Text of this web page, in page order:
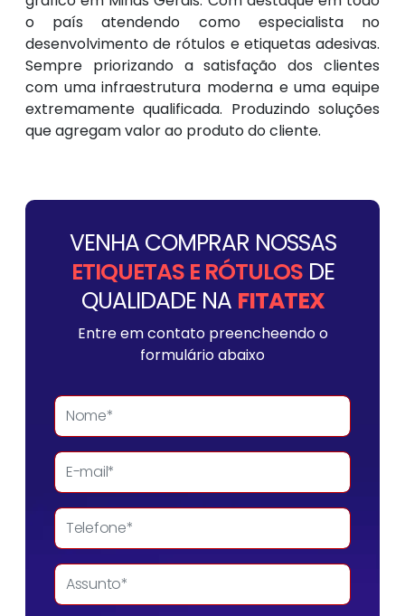
o país atendendo como especialista no
desenvolvimento de rótulos e etiquetas adesivas.
Sempre priorizando a satisfação dos clientes
com uma infraestrutura moderna e uma equipe
extremamente qualificada. Produzindo soluções
que agregam valor ao produto do cliente.
VENHA COMPRAR NOSSAS
ETIQUETAS E RÓTULOSDE
QUALIDADE NA FITATEX
Entre em contato preencheendo o
formulário abaixo